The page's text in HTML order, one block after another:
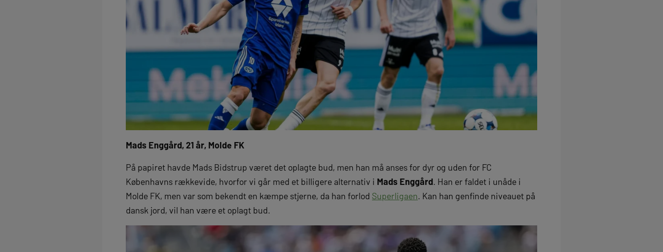
Mads Enggård, 21 år, Molde FK
På papiret havde Mads Bidstrup været det oplagte bud, men han må anses for dyr og uden for FC
Københavns rækkevide, hvorfor vi går med et billigere alternativ i Mads Enggård. Han er faldet i unåde i
Molde FK, men var som bekendt en kæmpe stjerne, da han forlod Superligaen. Kan han genfinde niveauet på
dansk jord, vil han være et oplagt bud.